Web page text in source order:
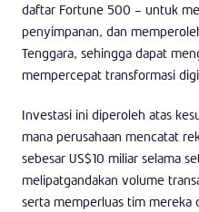
daftar Fortune 500 – untuk
penyimpanan, dan
Tenggara, sehingga dapat
mempercepat transformasi
Investasi ini diperoleh atas
mana perusahaan mencatat
sebesar US$10 miliar selama
melipatgandakan volume
serta memperluas tim mereka